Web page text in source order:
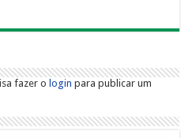
fazer ologin para publicar um